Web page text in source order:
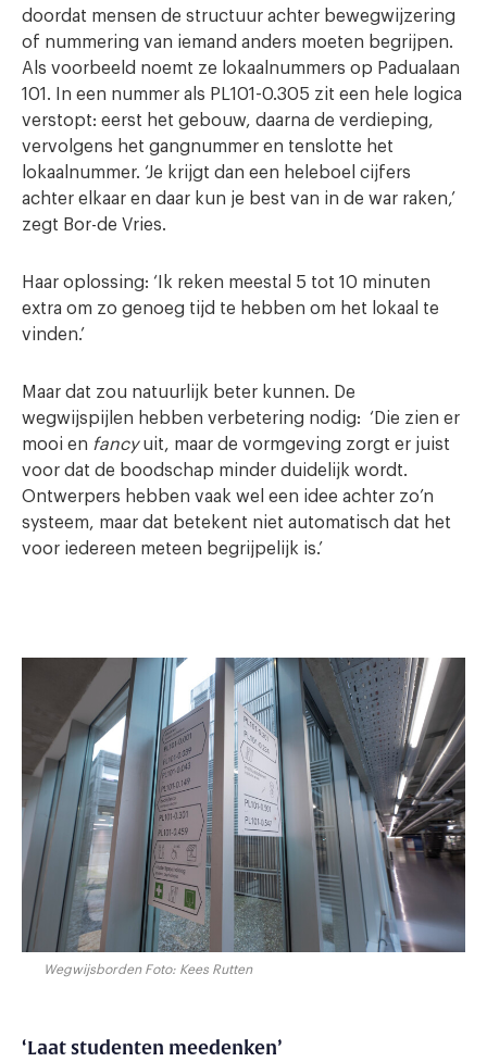
doordat mensen de structuur achter bewegwijzering
of nummering van iemand anders moeten begrijpen.
Als voorbeeld noemt ze lokaalnummers op Padualaan
101. In een nummer als PL101-0.305 zit een hele logica
verstopt: eerst het gebouw, daarna de verdieping,
vervolgens het gangnummer en tenslotte het
lokaalnummer. ‘Je krijgt dan een heleboel cijfers
achter elkaar en daar kun je best van in de war raken,’
zegt Bor-de Vries.
Haar oplossing: ‘Ik reken meestal 5 tot 10 minuten
extra om zo genoeg tijd te hebben om het lokaal te
vinden.’
Maar dat zou natuurlijk beter kunnen. De
wegwijspijlen hebben verbetering nodig: ‘Die zien er
mooi en fancyuit, maar de vormgeving zorgt er juist
voor dat de boodschap minder duidelijk wordt.
Ontwerpers hebben vaak wel een idee achter zo’n
systeem, maar dat betekent niet automatisch dat het
voor iedereen meteen begrijpelijk is.’
Wegwijsborden Foto: Kees Rutten
‘Laat studenten meedenken’